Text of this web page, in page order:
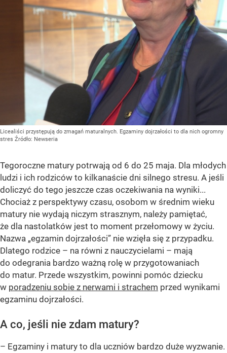
Licealiści przystępują do zmagań maturalnych. Egzaminy dojrzałości to dla nich ogromny
stres Źródło: Newseria
Tegoroczne matury potrwają od 6 do 25 maja. Dla młodych
ludzi i ich rodziców to kilkanaście dni silnego stresu. A jeśli
doliczyć do tego jeszcze czas oczekiwania na wyniki...
Chociaż z perspektywy czasu, osobom w średnim wieku
matury nie wydają niczym strasznym, należy pamiętać,
że dla nastolatków jest to moment przełomowy w życiu.
Nazwa „egzamin dojrzałości” nie wzięła się z przypadku.
Dlatego rodzice – na równi z nauczycielami – mają
do odegrania bardzo ważną rolę w przygotowaniach
do matur. Przede wszystkim, powinni pomóc dziecku
w poradzeniu sobie z nerwami i strachem przed wynikami
egzaminu dojrzałości.
A co, jeśli nie zdam matury?
– Egzaminy i matury to dla uczniów bardzo duże wyzwanie.